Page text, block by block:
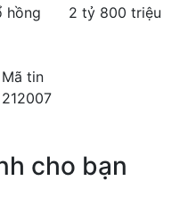
hồng
2 tỷ 800 triệu
Mã tin
212007
cho bạn